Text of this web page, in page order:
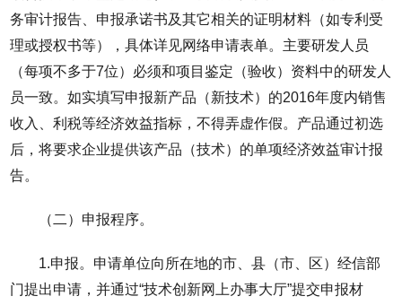
务审计报告、申报承诺书及其它相关的证明材料（如专利受
理或授权书等），具体详见网络申请表单。主要研发人员
（每项不多于7位）必须和项目鉴定（验收）资料中的研发人
员一致。如实填写申报新产品（新技术）的2016年度内销售
收入、利税等经济效益指标，不得弄虚作假。产品通过初选
后，将要求企业提供该产品（技术）的单项经济效益审计报
告。
（二）申报程序。
1.申报。申请单位向所在地的市、县（市、区）经信部
门提出申请，并通过“技术创新网上办事大厅”提交申报材